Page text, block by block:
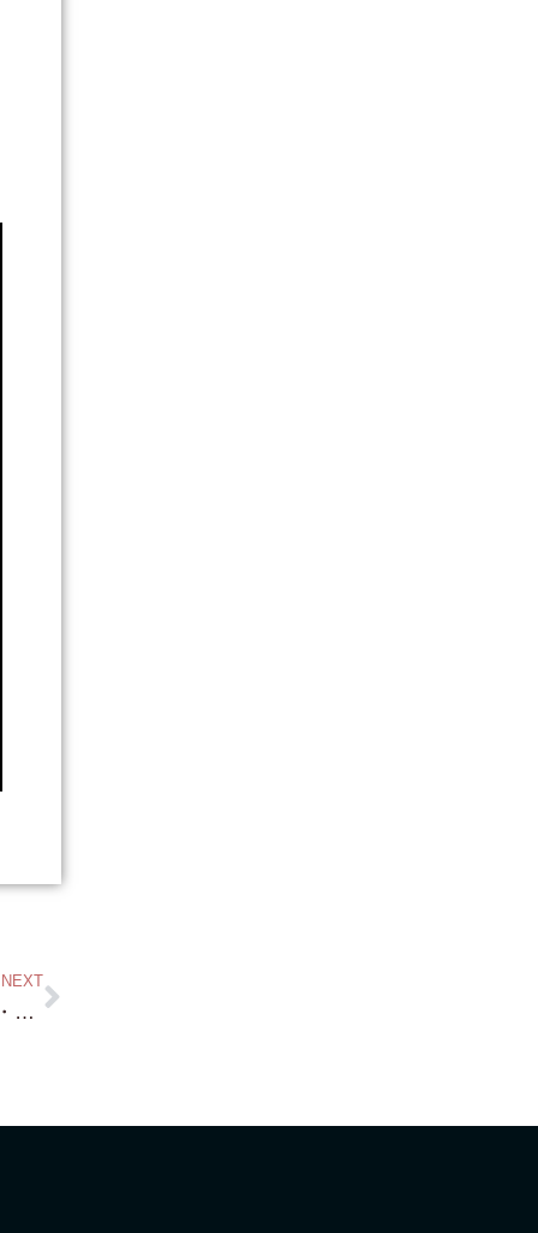
NEXT
琵琶湖浜付き・市街化区域・際川・約126坪・下阪本・約210坪・金曜日 案内予約ありがとうございます！・・市街化区域の琵琶湖浜付き 中々ないんですよ！